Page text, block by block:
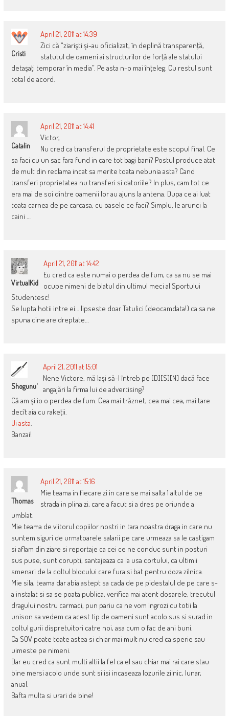
Cristi
April 21, 2011 at 14:39
Zici că “ziarişti şi-au oficializat, în deplină transparenţă,
statutul de oameni ai structurilor de forţă ale statului
detaşaţi temporar în media”. Pe asta n-o mai înţeleg. Cu restul sunt
total de acord.
Catalin
April 21, 2011 at 14:41
Victor,
Nu cred ca transferul de proprietate este scopul final. Ce
sa faci cu un sac fara fund in care tot bagi bani? Postul produce atat
de mult din reclama incat sa merite toata nebunia asta? Cand
transferi proprietatea nu transferi si datoriile? In plus, cam tot ce
era mai de soi dintre oamenii lor au ajuns la antena. Dupa ce ai luat
toata carnea de pe carcasa, cu oasele ce faci? Simplu, le arunci la
caini …
VirtualKid
April 21, 2011 at 14:42
Eu cred ca este numai o perdea de fum, ca sa nu se mai
ocupe nimeni de blatul din ultimul meci al Sportului
Studentesc!
Se lupta hotii intre ei… lipseste doar Tatulici (deocamdata!) ca sa ne
spuna cine are dreptate…
Shogunu'
April 21, 2011 at 15:01
Nene Victore, mă laşi să-l întreb pe [D][S][N] dacă face
angajări la firma lui de advertising?
Că am şi io o perdea de fum. Cea mai trăznet, cea mai cea, mai tare
decît aia cu rakeţii.
Ui asta.
Banzai!
Thomas
April 21, 2011 at 15:16
Mie teama in fiecare zi in care se mai salta 1 altul de pe
strada in plina zi, care a facut si a dres pe oriunde a
umblat.
Mie teama de viitorul copiilor nostri in tara noastra draga in care nu
suntem siguri de urmatoarele salarii pe care urmeaza sa le castigam
si aflam din ziare si reportaje ca cei ce ne conduc sunt in posturi
sus puse, sunt corupti, santajeaza ca la usa cortului, ca ultimii
smenari de la coltul blocului care fura si bat pentru doza zilnica.
Mie sila, teama dar abia astept sa cada de pe pidestalul de pe care s-
a instalat si sa se poata publica, verifica mai atent dosarele, trecutul
dragului nostru carmaci, pun pariu ca ne vom ingrozi cu totii la
unison sa vedem ca acest tip de oameni sunt acolo sus si surad in
coltul gurii dispretuitori catre noi, asa cum o fac de ani buni.
Ca SOV poate toate astea si chiar mai mult nu cred ca sperie sau
uimeste pe nimeni.
Dar eu cred ca sunt multi altii la fel ca el sau chiar mai rai care stau
bine mersi acolo unde sunt si isi incaseaza lozurile zilnic, lunar,
anual.
Bafta multa si urari de bine!